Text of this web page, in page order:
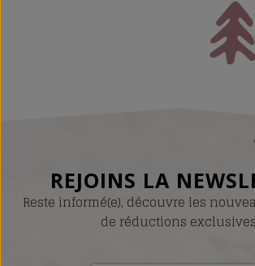
REJOINS LA
Reste informé(e), découvre les
de réductions